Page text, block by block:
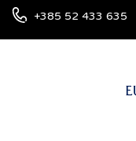
+385 52 433 635